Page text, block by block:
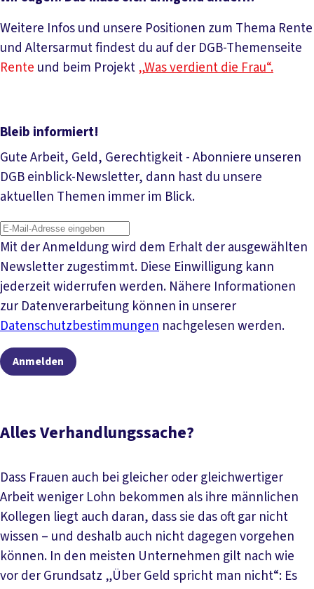
Weitere Infos und unsere Positionen zum Thema Rente
und Altersarmut findest du auf der DGB-Themenseite
Rente und beim Projekt „Was verdient die Frau“.
Bleib informiert!
Gute Arbeit, Geld, Gerechtigkeit - Abonniere unseren
DGB einblick-Newsletter, dann hast du unsere
aktuellen Themen immer im Blick.
Mit der Anmeldung wird dem Erhalt der ausgewählten
Newsletter zugestimmt. Diese Einwilligung kann
jederzeit widerrufen werden. Nähere Informationen
zur Datenverarbeitung können in unserer
Datenschutzbestimmungen nachgelesen werden.
Anmelden
Alles Verhandlungssache?
Dass Frauen auch bei gleicher oder gleichwertiger
Arbeit weniger Lohn bekommen als ihre männlichen
Kollegen liegt auch daran, dass sie das oft gar nicht
wissen – und deshalb auch nicht dagegen vorgehen
können. In den meisten Unternehmen gilt nach wie
vor der Grundsatz „Über Geld spricht man nicht“: Es